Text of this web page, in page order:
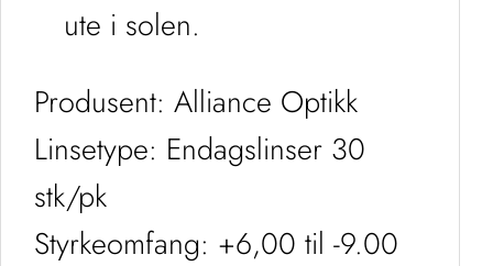
ute i solen.
Produsent: Alliance Optikk
Linsetype: Endagslinser 30
stk/pk
Styrkeomfang: +6,00 til -9.00